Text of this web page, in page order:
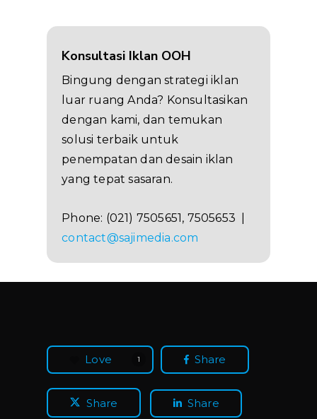
Konsultasi Iklan OOH
Bingung dengan strategi iklan
luar ruang Anda? Konsultasikan
dengan kami, dan temukan
solusi terbaik untuk
penempatan dan desain iklan
yang tepat sasaran.
Phone: (021) 7505651, 7505653 |
contact@sajimedia.com
Love 1 Share
Share Share